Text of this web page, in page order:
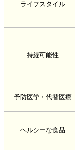
ライフスタイル
持続可能性
予防医学・代替医療
ヘルシーな食品